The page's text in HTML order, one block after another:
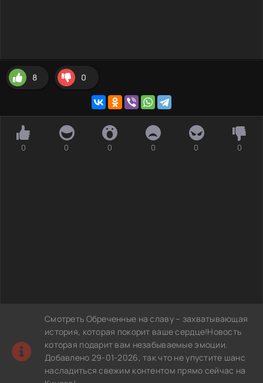
8 0
0 0 0 0 0 0
Смотреть Обреченные на славу – захватывающая
история, которая покорит ваше сердце!Новость
которая подарит вам незабываемые эмоции.
Добавлено 29-01-2026, так что не упустите шанс
насладиться свежим контентом прямо сейчас на